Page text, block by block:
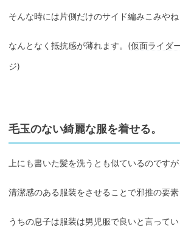
そんな時には片側だけのサイド編みこみやね
なんとなく抵抗感が薄れます。(仮面ライダ
ジ)
毛玉のない綺麗な服を着せる。
上にも書いた髪を洗うとも似ているのですが
清潔感のある服装をさせることで邪推の要素
うちの息子は服装は男児服で良いと言って